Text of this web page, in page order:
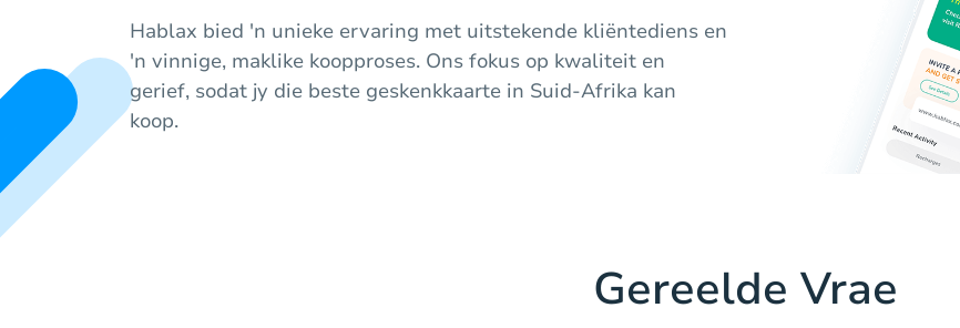
Hablax bied 'n unieke ervaring met uitstekende kliëntediens en
'n vinnige, maklike koopproses. Ons fokus op kwaliteit en
gerief, sodat jy die beste geskenkkaarte in Suid-Afrika kan
koop.
Gereelde Vrae